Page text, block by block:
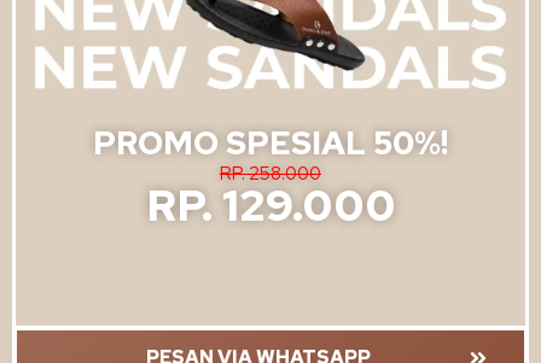
PROMO SPESIAL 50%!
RP. 258.000
RP. 129.000
PESAN VIA WHATSAPP